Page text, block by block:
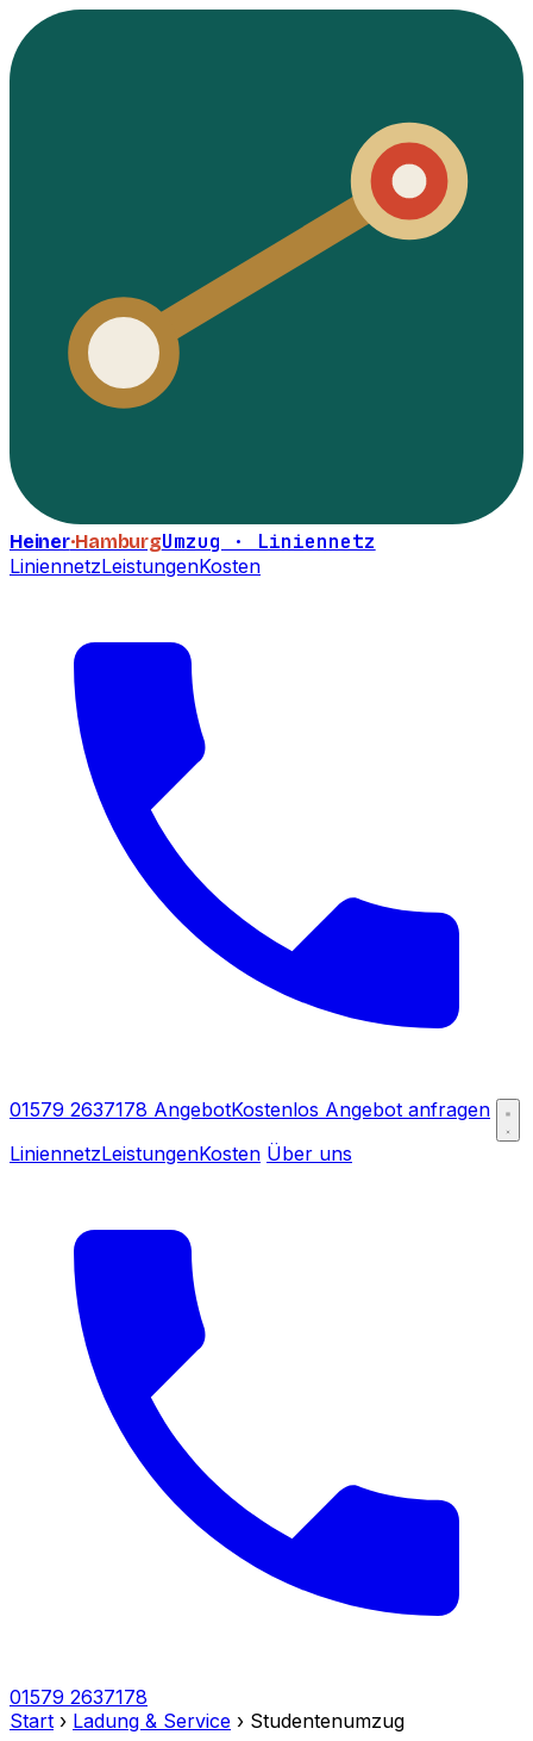
Heiner·HamburgUmzug · Liniennetz
LiniennetzLeistungenKosten
01579 2637178 AngebotKostenlos Angebot anfragen
LiniennetzLeistungenKosten Über uns
01579 2637178
Start › Ladung & Service › Studentenumzug